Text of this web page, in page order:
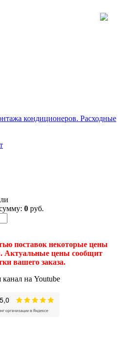
кондиционеров. Расходные
0 руб.
поставок некоторые цены
Актуальные цены сообщит
вашего заказа.
на Youtube